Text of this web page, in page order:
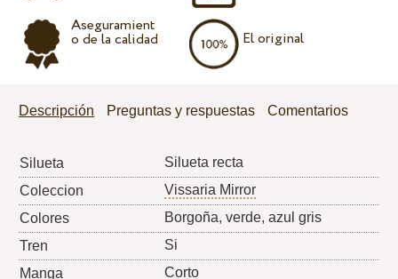
Aseguramient
o de la calidad El original
Descripción Preguntas y respuestas Comentarios
Silueta
Silueta recta
Coleccion
Vissaria Mirror
Colores
Borgoña, verde, azul gris
Tren
Si
Manga
Corto